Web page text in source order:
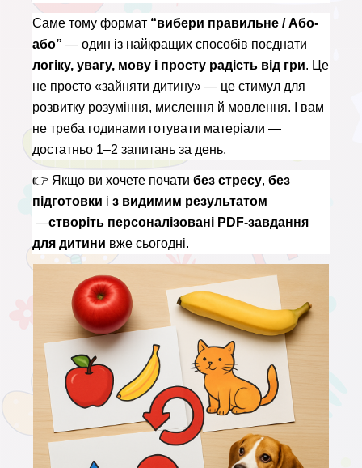
Саме тому формат “вибери правильне / Або-
або”
логіку, увагу, мову і просту радість від гри. Це
не просто «зайняти дитину» — це стимул для
розвитку розуміння, мислення й мовлення. І вам
не треба годинами готувати матеріали —
достатньо 1–2 запитань за день.
👉 Якщо ви хочете почати без стресу, без
підготовки і з видимим результатом
—створіть персоналізовані PDF-завдання
для дитини вже сьогодні.